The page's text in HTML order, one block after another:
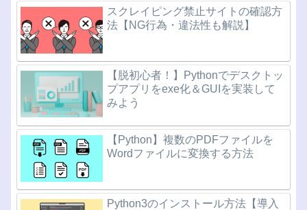
スクレイピング禁止サイトの確認方
法【NG行為・違法性も解説】
【脱初心者！】Pythonでデスクトッ
プアプリをexe化＆GUIを実装して
みよう
【Python】複数のPDFファイルを
Wordファイルに変換する方法
Python3のインストール方法【導入